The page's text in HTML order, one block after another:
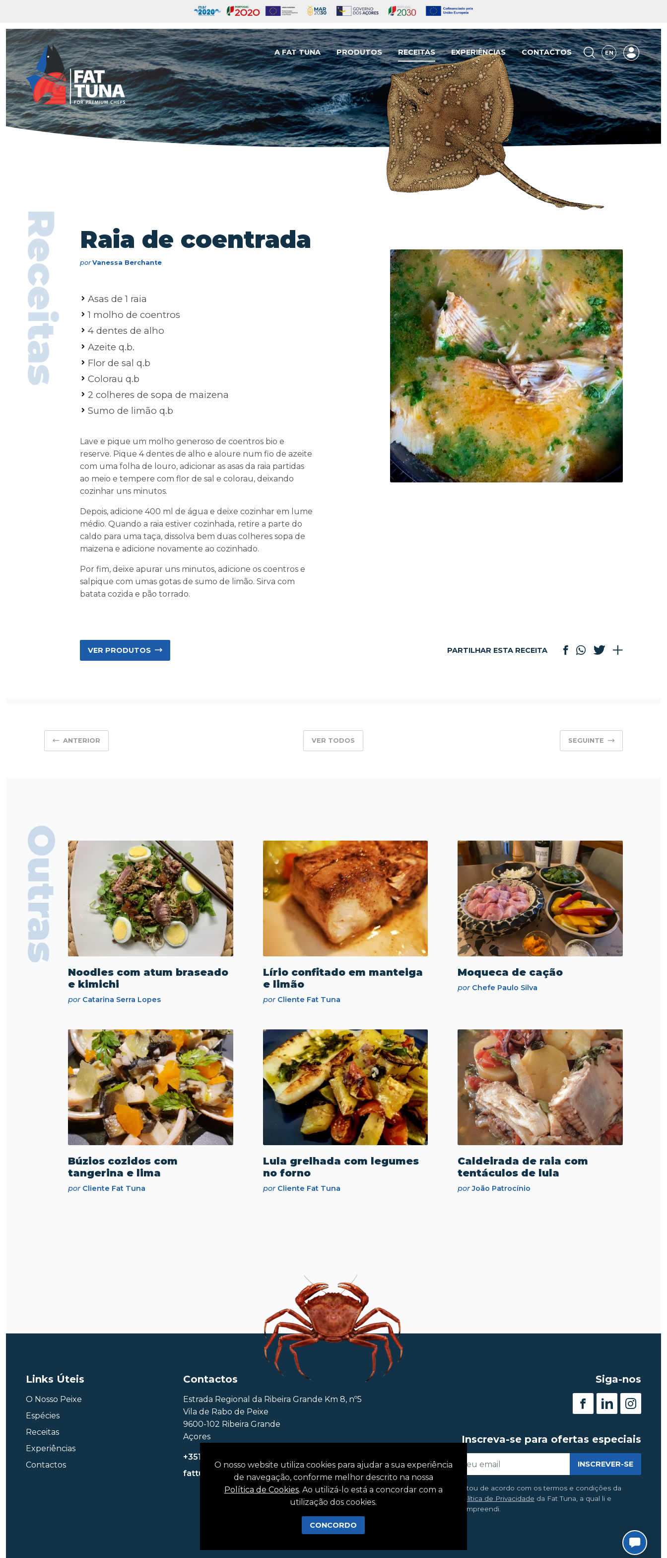
A FAT TUNA PRODUTOS RECEITAS EXPERIÊNCIAS CONTACTOS EN
Receitas Raia de coentrada
por Vanessa Berchante
Asas de 1 raia
1 molho de coentros
4 dentes de alho
Azeite q.b.
Flor de sal q.b
Colorau q.b
2 colheres de sopa de maizena
Sumo de limão q.b
Lave e pique um molho generoso de coentros bio e
reserve. Pique 4 dentes de alho e aloure num fio de azeite
com uma folha de louro, adicionar as asas da raia partidas
ao meio e tempere com flor de sal e colorau, deixando
cozinhar uns minutos.
Depois, adicione 400 ml de água e deixe cozinhar em lume
médio. Quando a raia estiver cozinhada, retire a parte do
caldo para uma taça, dissolva bem duas colheres sopa de
maizena e adicione novamente ao cozinhado.
Por fim, deixe apurar uns minutos, adicione os coentros e
salpique com umas gotas de sumo de limão. Sirva com
batata cozida e pão torrado.
VER PRODUTOS PARTILHAR ESTA RECEITA
ANTERIOR VER TODOS SEGUINTE
Outras
Noodles com atum braseado
e kimichi
porCatarina Serra Lopes
Lírio confitado em manteiga
e limão
porCliente Fat Tuna
Moqueca de cação
por Chefe Paulo Silva
Búzios cozidos com
tangerina e lima
porCliente Fat Tuna
Lula grelhada com legumes
no forno
porCliente Fat Tuna
Caldeirada de raia com
tentáculos de lula
porJoão Patrocínio
Links Úteis
O Nosso Peixe
Espécies
Receitas
Experiências
Contactos
Contactos
Estrada Regional da Ribeira Grande Km 8, nº5
Vila de Rabo de Peixe
9600-102 Ribeira Grande
Açores
+351 963 344 005
fattuna@fattuna.com
Siga-nos
Inscreva-se para ofertas especiais
INSCREVER-SE
Estou de acordo com os termos e condições da
Política de Privacidade da Fat Tuna, a qual li e
compreendi.
O nosso website utiliza cookies para ajudar a sua experiência
de navegação, conforme melhor descrito na nossa
Política de Cookies. Ao utilizá-lo está a concordar com a
utilização dos cookies.
CONCORDO